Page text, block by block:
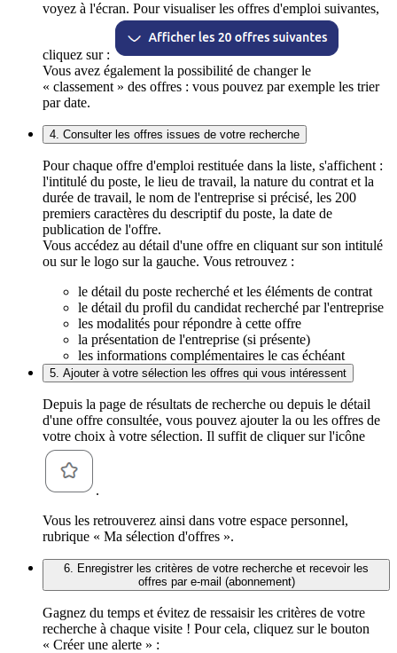
voyez à l'écran. Pour visualiser les offres d'emploi suivantes,
cliquez sur :
Vous avez également la possibilité de changer le
« classement » des offres : vous pouvez par exemple les trier
par date.
4. Consulter les offres issues de votre recherche
Pour chaque offre d'emploi restituée dans la liste, s'affichent :
l'intitulé du poste, le lieu de travail, la nature du contrat et la
durée de travail, le nom de l'entreprise si précisé, les 200
premiers caractères du descriptif du poste, la date de
publication de l'offre.
Vous accédez au détail d'une offre en cliquant sur son intitulé
ou sur le logo sur la gauche. Vous retrouvez :
le détail du poste recherché et les éléments de contrat
le détail du profil du candidat recherché par l'entreprise
les modalités pour répondre à cette offre
la présentation de l'entreprise (si présente)
les informations complémentaires le cas échéant
5. Ajouter à votre sélection les offres qui vous intéressent
Depuis la page de résultats de recherche ou depuis le détail
d'une offre consultée, vous pouvez ajouter la ou les offres de
votre choix à votre sélection. Il suffit de cliquer sur l'icône
.
Vous les retrouverez ainsi dans votre espace personnel,
rubrique « Ma sélection d'offres ».
6. Enregistrer les critères de votre recherche et recevoir les
offres par e-mail (abonnement)
Gagnez du temps et évitez de ressaisir les critères de votre
recherche à chaque visite ! Pour cela, cliquez sur le bouton
« Créer une alerte » :